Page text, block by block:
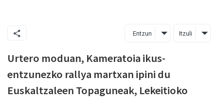
Entzun Itzuli
Urtero moduan, Kameratoia ikus-
entzunezko rallya martxan ipini du
Euskaltzaleen Topaguneak, Lekeitioko